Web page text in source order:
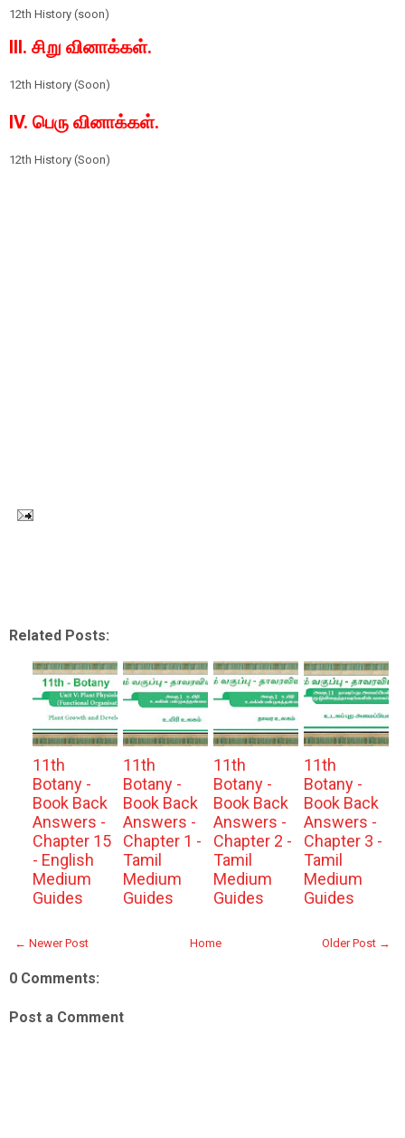
12th History (soon)
III. சிறு வினாக்கள்.
12th History (Soon)
IV. பெரு வினாக்கள்.
12th History (Soon)
Related Posts:
11th
Botany -
Book Back
Answers -
Chapter 15
- English
Medium
Guides
11th
Botany -
Book Back
Answers -
Chapter 1 -
Tamil
Medium
Guides
11th
Botany -
Book Back
Answers -
Chapter 2 -
Tamil
Medium
Guides
11th
Botany -
Book Back
Answers -
Chapter 3 -
Tamil
Medium
Guides
← Newer Post Older Post →
Home
0 Comments:
Post a Comment